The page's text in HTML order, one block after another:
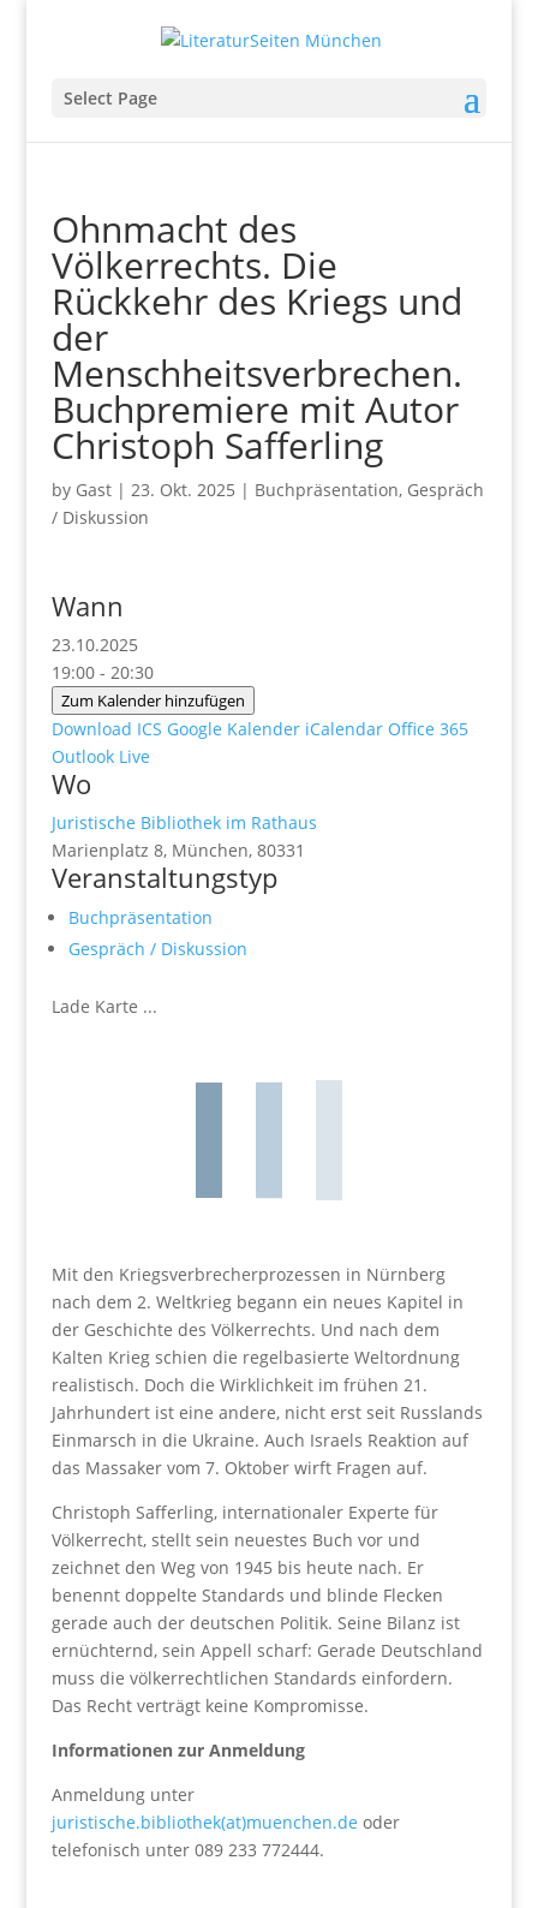
Select Page
Ohnmacht des
Völkerrechts. Die
Rückkehr des Kriegs und
der
Menschheitsverbrechen.
Buchpremiere mit Autor
Christoph Safferling
by Gast| 23. Okt. 2025 | Buchpräsentation, Gespräch
/ Diskussion
Wann
23.10.2025
19:00 - 20:30
Zum Kalender hinzufügen
Download ICS Google Kalender iCalendar Office 365
Outlook Live
Wo
Juristische Bibliothek im Rathaus
Marienplatz 8, München, 80331
Veranstaltungstyp
Buchpräsentation
Gespräch / Diskussion
Lade Karte ...
Mit den Kriegsverbrecherprozessen in Nürnberg
nach dem 2. Weltkrieg begann ein neues Kapitel in
der Geschichte des Völkerrechts. Und nach dem
Kalten Krieg schien die regelbasierte Weltordnung
realistisch. Doch die Wirklichkeit im frühen 21.
Jahrhundert ist eine andere, nicht erst seit Russlands
Einmarsch in die Ukraine. Auch Israels Reaktion auf
das Massaker vom 7. Oktober wirft Fragen auf.
Christoph Safferling, internationaler Experte für
Völkerrecht, stellt sein neuestes Buch vor und
zeichnet den Weg von 1945 bis heute nach. Er
benennt doppelte Standards und blinde Flecken
gerade auch der deutschen Politik. Seine Bilanz ist
ernüchternd, sein Appell scharf: Gerade Deutschland
muss die völkerrechtlichen Standards einfordern.
Das Recht verträgt keine Kompromisse.
Informationen zur Anmeldung
Anmeldung unter
juristische.bibliothek(at)muenchen.de oder
telefonisch unter 089 233 772444.